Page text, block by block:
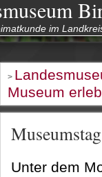
im
>
Museum
Unter dem